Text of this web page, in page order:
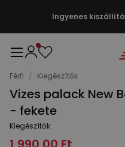
Ingyenes
Férfi / Kiegészítők
Vizes palack New
- fekete
Kiegészítők